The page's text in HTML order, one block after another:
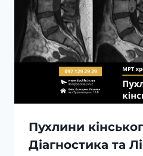
Пухлини
Діагностика та